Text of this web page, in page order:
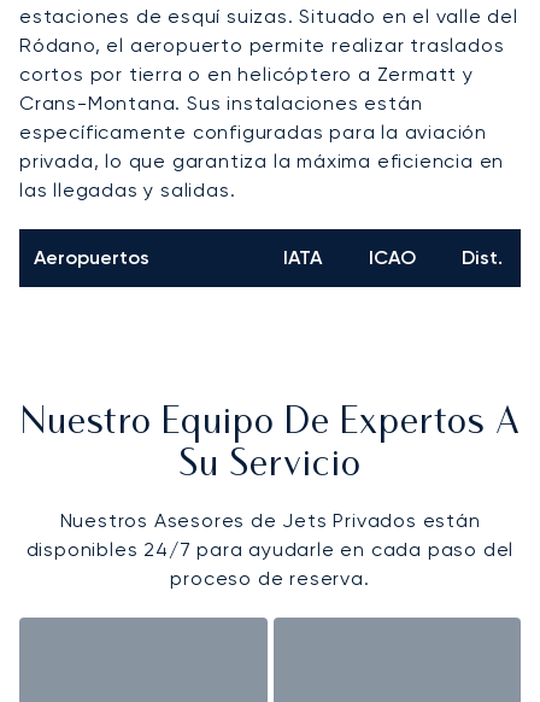
estaciones de esquí suizas. Situado en el valle del
Ródano, el aeropuerto permite realizar traslados
cortos por tierra o en helicóptero a Zermatt y
Crans-Montana. Sus instalaciones están
específicamente configuradas para la aviación
privada, lo que garantiza la máxima eficiencia en
las llegadas y salidas.
Aeropuertos IATA ICAO Dist.
Nuestro Equipo De Expertos A
Su Servicio
Nuestros Asesores de Jets Privados están
disponibles 24/7 para ayudarle en cada paso del
proceso de reserva.